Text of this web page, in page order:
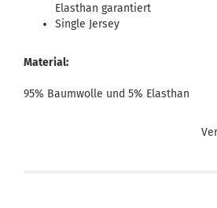
Elasthan garantiert
Single Jersey
Material:
95% Baumwolle und 5% Elasthan